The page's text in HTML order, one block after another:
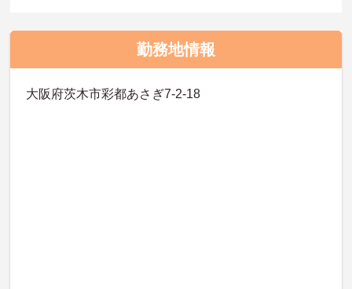
勤務地情報
大阪府茨木市彩都あさぎ7-2-18